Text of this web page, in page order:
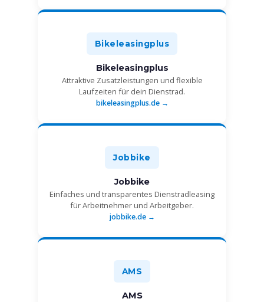
Bikeleasingplus
Bikeleasingplus
Attraktive Zusatzleistungen und flexible
Laufzeiten für dein Dienstrad.
bikeleasingplus.de →
Jobbike
Jobbike
Einfaches und transparentes Dienstradleasing
für Arbeitnehmer und Arbeitgeber.
jobbike.de →
AMS
AMS